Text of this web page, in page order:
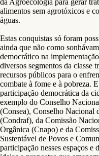
da Agroecologia para gerar
alimentos sem agrotóxicos e
águas.
Estas conquistas só foram
ainda que não como
democrático na
diversos segmentos da classe
recursos públicos para o
combate à fome e à pobreza.
participação democrática da
exemplo do Conselho
(Consea), Conselho Nacional
(Condraf), da Comissão
Orgânica (Cnapo) e da
Sustentável de Povos e
participação nesses espaços e